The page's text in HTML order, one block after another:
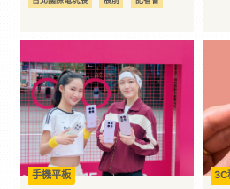
手機平板 3C